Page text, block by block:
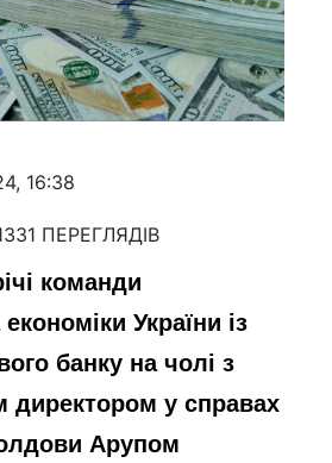
16:38
ПЕРЕГЛЯДІВ
команди
України із
банку на чолі з
директором у справах
Арупом